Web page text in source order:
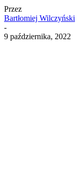
Przez
Bartłomiej Wilczyński
-
9 października, 2022